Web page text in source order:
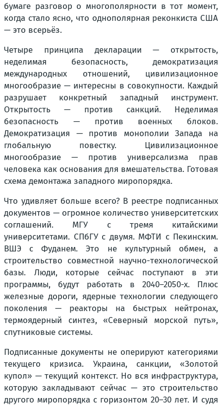
бумаге разговор о многополярности в тот момент,
когда стало ясно, что однополярная реконкиста США
— это всерьёз.
Четыре принципа декларации — открытость,
неделимая безопасность, демократизация
международных отношений, цивилизационное
многообразие — интересны в совокупности. Каждый
разрушает конкретный западный инструмент.
Открытость — против санкций. Неделимая
безопасность — против военных блоков.
Демократизация — против монополии Запада на
глобальную повестку. Цивилизационное
многообразие — против универсализма прав
человека как основания для вмешательства. Готовая
схема демонтажа западного миропорядка.
Что удивляет больше всего? В реестре подписанных
документов — огромное количество университетских
соглашений. МГУ с тремя китайскими
университетами. СПбГУ с двумя. МФТИ с Пекинским.
ВШЭ с Фуданем. Это не культурный обмен, а
строительство совместной научно-технологической
базы. Люди, которые сейчас поступают в эти
программы, будут работать в 2040–2050-х. Плюс
железные дороги, ядерные технологии следующего
поколения — реакторы на быстрых нейтронах,
термоядерный синтез, «Северный морской путь»,
спутниковые системы.
Подписанные документы не оперируют категориями
текущего кризиса. Украина, санкции, «Золотой
купол» — текущий контекст. Но вся инфраструктура,
которую закладывают сейчас — это строительство
другого миропорядка с горизонтом 20–30 лет. И судя